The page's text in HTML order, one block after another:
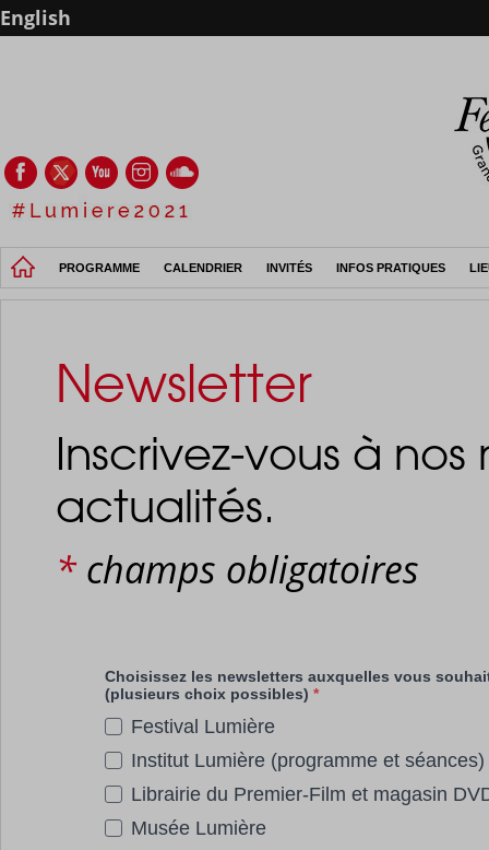
English
PROGRAMME CALENDRIER INVITÉS INFOS PRATIQUES
Newsletter
Inscrivez-vous à
actualités.
* champs obligatoires
Choisissez les newsletters auxquelles vous
(plusieurs choix possibles)
Festival Lumière
Institut Lumière (programme et séances)
Librairie du Premier-Film et magasin
Musée Lumière